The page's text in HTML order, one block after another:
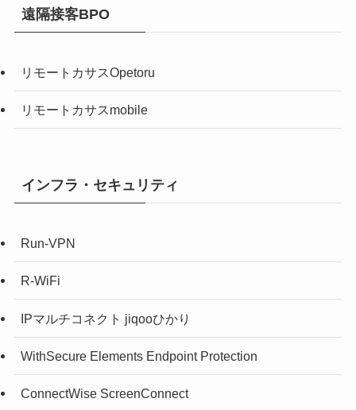
遠隔接客BPO
リモートカサスOpetoru
リモートカサスmobile
インフラ・セキュリティ
Run-VPN
R-WiFi
IPマルチコネクト jiqooひかり
WithSecure Elements Endpoint Protection
ConnectWise ScreenConnect